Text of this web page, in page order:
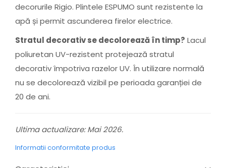
decorurile Rigio. Plintele ESPUMO sunt rezistente la
apă și permit ascunderea firelor electrice.
Stratul decorativ se decolorează în timp? Lacul
poliuretan UV-rezistent protejează stratul
decorativ împotriva razelor UV. În utilizare normală
nu se decolorează vizibil pe perioada garanției de
20 de ani.
Ultima actualizare: Mai 2026.
Informatii conformitate produs